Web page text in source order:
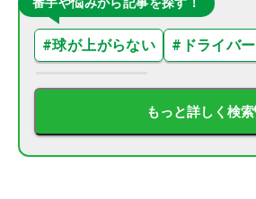
#球が上がらない # ドライバー
もっと詳しく検索